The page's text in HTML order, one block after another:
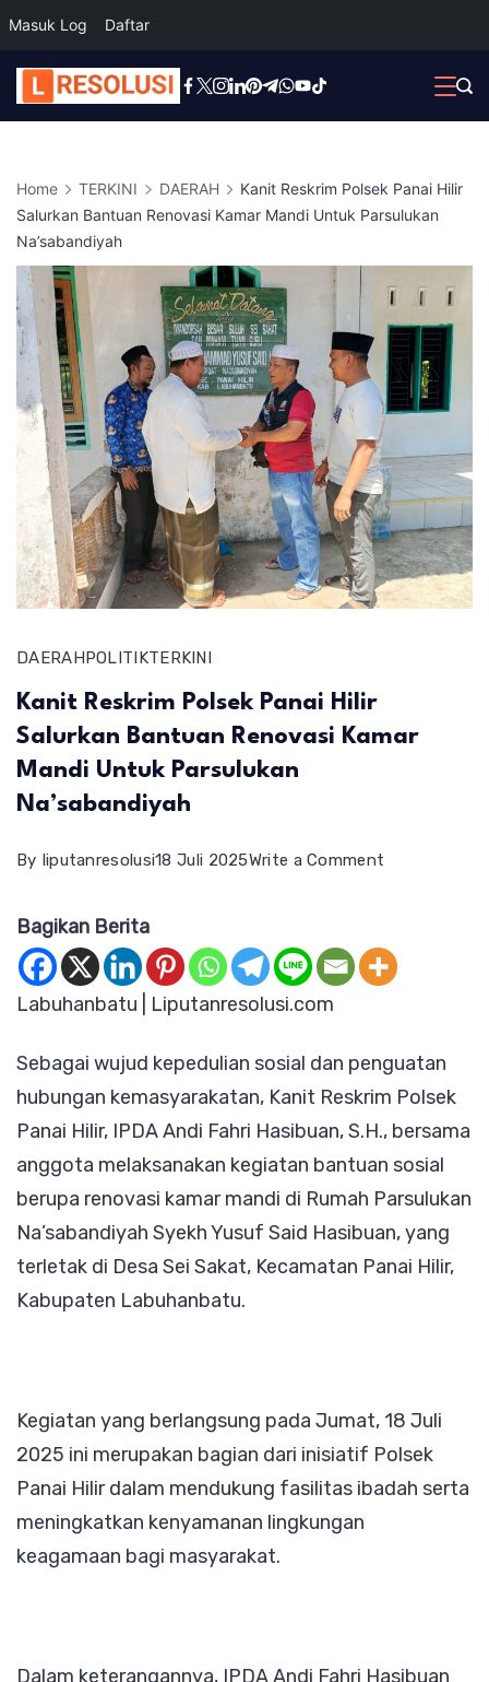
Masuk Log Daftar
Skip
to
Home TERKINI DAERAH
Kanit Reskrim Polsek Panai Hilir
Salurkan Bantuan Renovasi Kamar Mandi Untuk Parsulukan
Na’sabandiyah
DAERAHPOLITIKTERKINI
Kanit Reskrim Polsek Panai Hilir
Salurkan Bantuan Renovasi Kamar
Mandi Untuk Parsulukan
Na’sabandiyah
By liputanresolusi18 Juli 2025Write a Comment
Polsek
Salurkan
Bantuan
Renovasi
Kamar
Mandi
Untuk
Parsulukan
Bagikan Berita
Labuhanbatu | Liputanresolusi.com
Sebagai wujud kepedulian sosial dan penguatan
hubungan kemasyarakatan, Kanit Reskrim Polsek
Panai Hilir, IPDA Andi Fahri Hasibuan, S.H., bersama
anggota melaksanakan kegiatan bantuan sosial
berupa renovasi kamar mandi di Rumah Parsulukan
Na’sabandiyah Syekh Yusuf Said Hasibuan, yang
terletak di Desa Sei Sakat, Kecamatan Panai Hilir,
Kabupaten Labuhanbatu.
Kegiatan yang berlangsung pada Jumat, 18 Juli
2025 ini merupakan bagian dari inisiatif Polsek
Panai Hilir dalam mendukung fasilitas ibadah serta
meningkatkan kenyamanan lingkungan
keagamaan bagi masyarakat.
Dalam keterangannya, IPDA Andi Fahri Hasibuan